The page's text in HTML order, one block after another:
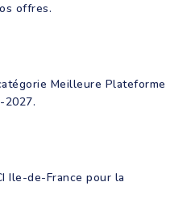
offres.
Meilleure Plateforme
2027.
Ile-de-France pour la